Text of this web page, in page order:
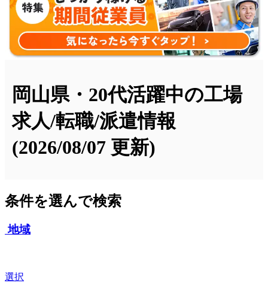
岡山県・20代活躍中の工場
求人/転職/派遣情報
(2026/08/07 更新)
条件を選んで検索
地域
選択